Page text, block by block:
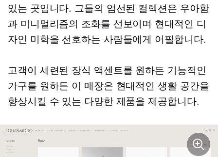
있는 곳입니다. 그들의 엄선된 컬렉션은 우아함
과 미니멀리즘의 조화를 선보이며 현대적인 디
자인 미학을 선호하는 사람들에게 어필합니다.
고객이 세련된 장식 액센트를 원하든 기능적인
가구를 원하든 이 매장은 현대적인 생활 공간을
향상시킬 수 있는 다양한 제품을 제공합니다.